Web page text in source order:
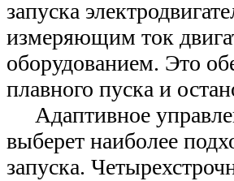
запуска
измеряющим ток
оборудованием. Это
плавного пуска и
Адаптивное
выберет наиболее
запуска.